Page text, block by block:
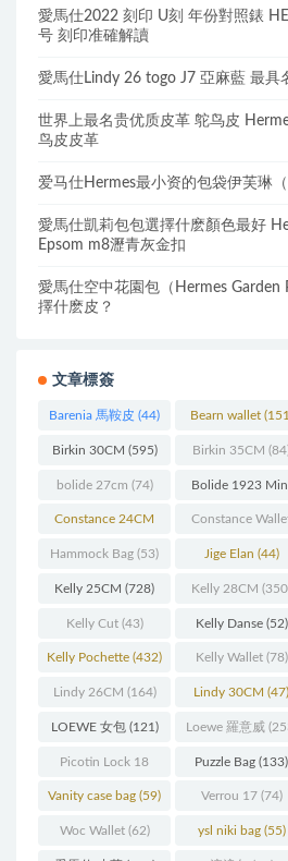
愛馬仕2022 刻印 U刻 年份對照錶
号 刻印准確解讀
愛馬仕Lindy 26 togo J7 亞麻藍 最具
世界上最名贵优质皮革 鸵鸟皮
鸟皮皮革
爱马仕Hermes最小资的包袋伊芙琳
愛馬仕凱莉包包選擇什麽顏色最好
Epsom m8瀝青灰金扣
愛馬仕空中花園包（Hermes Garden
擇什麽皮？
文章標簽
Barenia 馬鞍皮 (44) Bearn wallet
Birkin 30CM (595) Birkin 35CM
bolide 27cm (74) Bolide 1923
(93)
Constance 24CM
(216)
Constance
(60)
Hammock Bag (53) Jige Elan (44)
Kelly 25CM (728) Kelly 28CM
Kelly Cut(43) Kelly Danse(52)
Kelly Pochette (432) Kelly Wallet(78)
Lindy 26CM (164) Lindy 30CM (47)
LOEWE 女包(121) Loewe 羅意威
Picotin Lock 18
(202)
Puzzle Bag (133)
Vanity case bag (59) Verrou 17(74)
Woc Wallet(62) ysl niki bag(55)